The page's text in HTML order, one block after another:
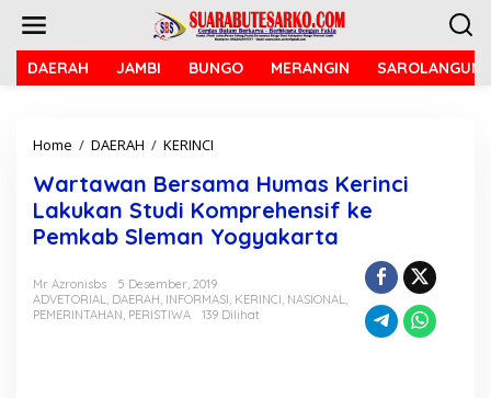
DAERAH JAMBI BUNGO MERANGIN SAROLANGUN
Home / DAERAH / KERINCI
r
t
a
w
n
B
e
Wartawan Bersama Humas Kerinci
Lakukan Studi Komprehensif ke
Pemkab Sleman Yogyakarta
Mr Azronisbs
5 Desember, 2019
ADVETORIAL, DAERAH, INFORMASI, KERINCI, NASIONAL,
PEMERINTAHAN, PERISTIWA 139 Dilihat